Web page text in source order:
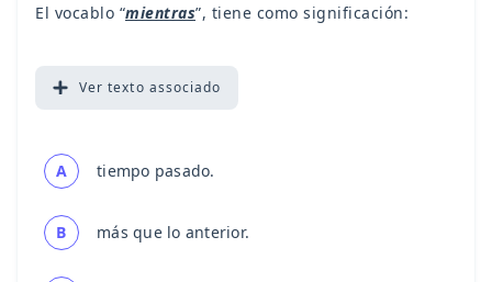
El vocablo “mientras”, tiene como significación:
Ver texto associado
A tiempo pasado.
B más que lo anterior.